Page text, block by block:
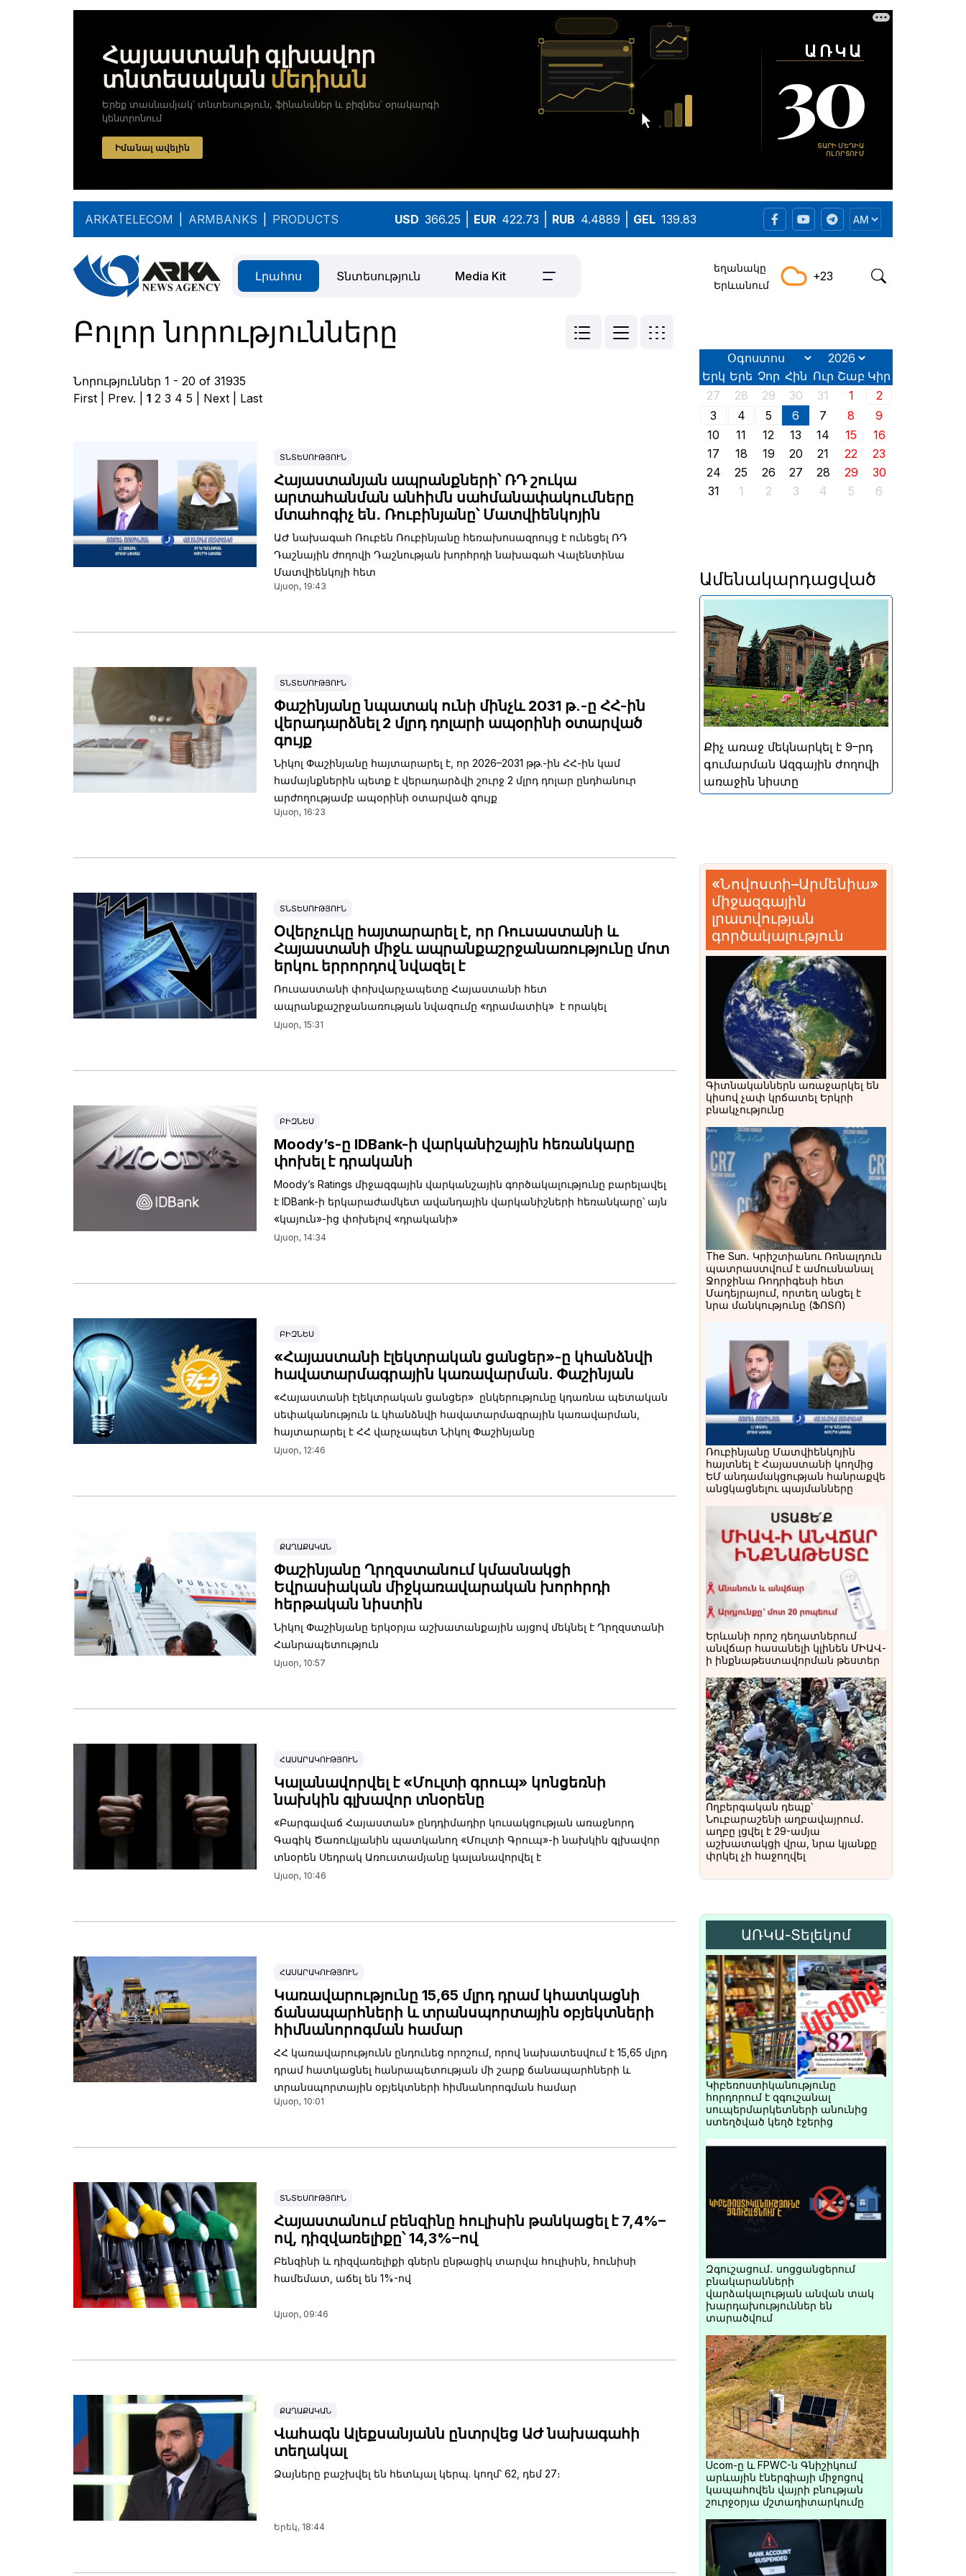
ARKATELECOM ARMBANKS PRODUCTS USD 366.25 EUR 422.73 RUB 4.4889 GEL 139.83
Լրահոս Տնտեսություն Media Kit
եղանակը
Երևանում
+23
Բոլոր նորությունները
Նորություններ 1 - 20 of 31935
First | Prev. | 1 2 3 4 5 Next Last
ՏՆՏԵՍՈՒԹՅՈՒՆ
Հայաստանյան ապրանքների՝ ՌԴ շուկա
արտահանման անհիմն սահմանափակումները
մտահոգիչ են․ Ռուբինյանը՝ Մատվիենկոյին
ԱԺ նախագահ Ռուբեն Ռուբինյանը հեռախոսազրույց է ունեցել ՌԴ
Դաշնային ժողովի Դաշնության խորհրդի նախագահ Վալենտինա
Մատվիենկոյի հետ
Այսօր, 19:43
ՏՆՏԵՍՈՒԹՅՈՒՆ
Փաշինյանը նպատակ ունի մինչև 2031 թ.-ը ՀՀ-ին
վերադարձնել 2 մլրդ դոլարի ապօրինի օտարված
գույք
Նիկոլ Փաշինյանը հայտարարել է, որ 2026–2031 թթ.-ին ՀՀ-ին կամ
համայնքներին պետք է վերադարձվի շուրջ 2 մլրդ դոլար ընդհանուր
արժողությամբ ապօրինի օտարված գույք
Այսօր, 16:23
ՏՆՏԵՍՈՒԹՅՈՒՆ
Օվերչուկը հայտարարել է, որ Ռուսաստանի և
Հայաստանի միջև ապրանքաշրջանառությունը մոտ
երկու երրորդով նվազել է
Ռուսաստանի փոխվարչապետը Հայաստանի հետ
ապրանքաշրջանառության նվազումը «դրամատիկ» է որակել
Այսօր, 15:31
ԲԻԶՆԵՍ
Moody’s-ը IDBank-ի վարկանիշային հեռանկարը
փոխել է դրականի
Moody’s Ratings միջազգային վարկանշային գործակալությունը բարելավել
է IDBank-ի երկարաժամկետ ավանդային վարկանիշների հեռանկարը՝ այն
«կայուն»-ից փոխելով «դրականի»
Այսօր, 14:34
ԲԻԶՆԵՍ
«Հայաստանի էլեկտրական ցանցեր»-ը կհանձնվի
հավատարմագրային կառավարման. Փաշինյան
«Հայաստանի էլեկտրական ցանցեր» ընկերությունը կդառնա պետական
սեփականություն և կհանձնվի հավատարմագրային կառավարման,
հայտարարել է ՀՀ վարչապետ Նիկոլ Փաշինյանը
Այսօր, 12:46
ՔԱՂԱՔԱԿԱՆ
Փաշինյանը Ղրղզստանում կմասնակցի
Եվրասիական միջկառավարական խորհրդի
հերթական նիստին
Նիկոլ Փաշինյանը երկօրյա աշխատանքային այցով մեկնել է Ղրղզստանի
Հանրապետություն
Այսօր, 10:57
ՀԱՍԱՐԱԿՈՒԹՅՈՒՆ
Կալանավորվել է «Մուլտի գրուպ» կոնցեռնի
նախկին գլխավոր տնօրենը
«Բարգավաճ Հայաստան» ընդդիմադիր կուսակցության առաջնորդ
Գագիկ Ծառուկյանին պատկանող «Մուլտի Գրուպ»-ի նախկին գլխավոր
տնօրեն Սեդրակ Առուստամյանը կալանավորվել է
Այսօր, 10:46
ՀԱՍԱՐԱԿՈՒԹՅՈՒՆ
Կառավարությունը 15,65 մլրդ դրամ կհատկացնի
ճանապարհների և տրանսպորտային օբյեկտների
հիմնանորոգման համար
ՀՀ կառավարությունն ընդունեց որոշում, որով նախատեսվում է 15,65 մլրդ
դրամ հատկացնել հանրապետության մի շարք ճանապարհների և
տրանսպորտային օբյեկտների հիմնանորոգման համար
Այսօր, 10:01
ՏՆՏԵՍՈՒԹՅՈՒՆ
Հայաստանում բենզինը հուլիսին թանկացել է 7,4%–
ով, դիզվառելիքը՝ 14,3%–ով
Բենզինի և դիզվառելիքի գներն ընթացիկ տարվա հուլիսին, հունիսի
համեմատ, աճել են 1%-ով
Այսօր, 09:46
ՔԱՂԱՔԱԿԱՆ
Վահագն Ալեքսանյանն ընտրվեց ԱԺ նախագահի
տեղակալ
Ձայները բաշխվել են հետևյալ կերպ. կողմ՝ 62, դեմ 27։
Երեկ, 18:44
Երկ Երե Չոր Հին Ուր Շաբ Կիր
27
28 29 30 31 1
2
3
4 5 6 7 8
9
10
11 12 13 14 15
16
17
18 19 20 21 22
23
24
25 26 27 28 29
30
31
1 2 3 4 5 6
Ամենակարդացված
2-ին, իր աշխատանքն է սկսել
2026 թվականի հունիսի 7-ին
կայացած հերթական
խորհրդարանական
ընտրությունների
արդյունքներով ձևավորված
Հայաստանի 9-րդ գումարման
Ազգային ժողովի առաջին
նիստը
Քիչ առաջ մեկնարկել է 9–րդ
գումարման Ազգային ժողովի
առաջին նիստը
«Նովոստի–Արմենիա»
միջազգային
լրատվության
գործակալություն
Գիտնականներն առաջարկել են
կիսով չափ կրճատել Երկրի
բնակչությունը
The Sun․ Կրիշտիանու Ռոնալդուն
պատրաստվում է ամուսնանալ
Ջորջինա Ռոդրիգեսի հետ
Մադեյրայում, որտեղ անցել է
նրա մանկությունը (ՖՈՏՈ)
Ռուբինյանը Մատվիենկոյին
հայտնել է Հայաստանի կողմից
ԵՄ անդամակցության հանրաքվե
անցկացնելու պայմանները
Երևանի որոշ դեղատներում
անվճար հասանելի կլինեն ՄԻԱՎ-
ի ինքնաթեստավորման թեստեր
Ողբերգական դեպք՝
Նուբարաշենի աղբավայրում․
աղբը լցվել է 29-ամյա
աշխատակցի վրա, նրա կյանքը
փրկել չի հաջողվել
ԱՌԿԱ-Տելեկոմ
Կիբեռոստիկանությունը
հորդորում է զգուշանալ
սուպերմարկետների անունից
ստեղծված կեղծ էջերից
Զգուշացում․ սոցցանցերում
բնակարանների
վարձակալության անվան տակ
խարդախություններ են
տարածվում
Ucom-ը և FPWC-ն Գնիշիկում
արևային էներգիայի միջոցով
կապահովեն վայրի բնության
շուրջօրյա մշտադիտարկումը